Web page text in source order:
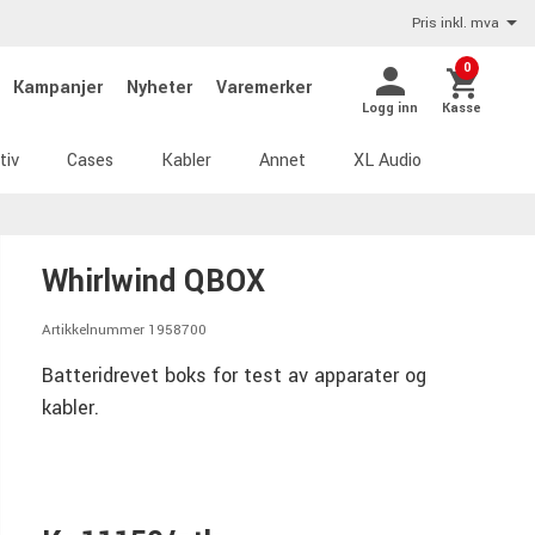
Pris inkl. mva
Kampanjer Nyheter Varemerker
Logg inn
0
Kasse
Cases Kabler Annet XL Audio
Whirlwind QBOX
Artikkelnummer 1958700
Batteridrevet boks for test av apparater og
kabler.